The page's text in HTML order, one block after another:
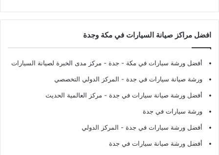
افضل مراكز صيانة السيارات في مكة وجدة
أفضل ورشة سيارات في مكة - جدة - مركز مدى الخبرة لصيانة السيارات
ورشة صيانة سيارات في جدة - المركز الدولي التخصصي
أفضل ورشة صيانة سيارات في جدة - مركز العالمية الحديث
ورشة سيارات في جدة
أفضل ورشة سيارات في جدة - المركز الدولي
أفضل ورشة صيانة سيارات في جدة